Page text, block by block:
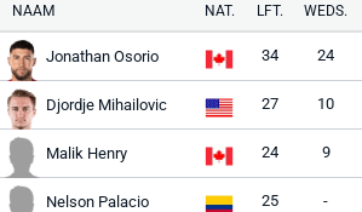
NAAM NAT. LFT. WEDS.
Jonathan Osorio 34 24
Djordje Mihailovic 27 10
Malik Henry 24 9
Nelson Palacio 25 -